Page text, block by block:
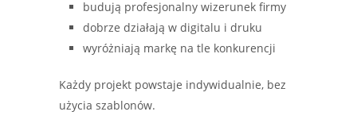
budują profesjonalny wizerunek firmy
dobrze działają w digitalu i druku
wyróżniają markę na tle konkurencji
Każdy projekt powstaje indywidualnie, bez
użycia szablonów.